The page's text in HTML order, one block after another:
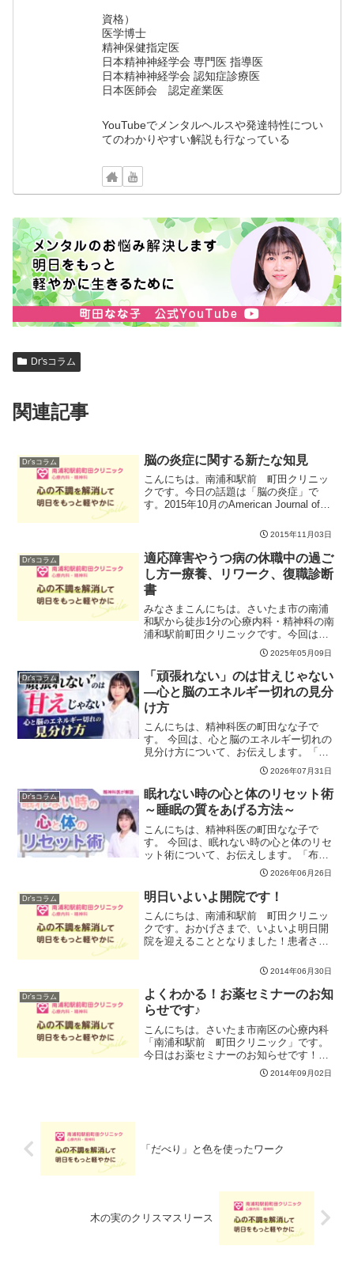
資格）
医学博士
精神保健指定医
日本精神神経学会 専門医 指導医
日本精神神経学会 認知症診療医
日本医師会 認定産業医
YouTubeでメンタルヘルスや発達特性につい
てのわかりやすい解説も行なっている
Dr'sコラム
関連記事
Dr'sコラム 脳の炎症に関する新たな知見
こんにちは。南浦和駅前 町田クリニッ
クです。今日の話題は「脳の炎症」で
す。2015年10月のAmerican Journal of
統合失調症の方および統合失調症のハイ
2015年11月03日
Dr'sコラム
適応障害やうつ病の休職中の過ご
し方ー療養、リワーク、復職診断
書
みなさまこんにちは。さいたま市の南浦
和駅から徒歩1分の心療内科・精神科の南
浦和駅前町田クリニックです。今回は、
職場への適応不全や過労によって、「適
応障害」の診断書を主治医からもらって
休まれている方やそのご家族や支援者の
方へむけて、「適応障害...
2025年05月09日
Dr'sコラム
「頑張れない」のは甘えじゃない
―心と脳のエネルギー切れの見分
け方
こんにちは、精神科医の町田なな子で
す。 今回は、心と脳のエネルギー切れの
見分け方について、お伝えします。「頑
張りたいのに動けない」「メールを返す
だけで疲れてしまう」と感じることはあ
りませんか？それは決して怠けや甘えで
はなく、心と脳のエネルギ...
2026年07月31日
Dr'sコラム
眠れない時の心と体のリセット術
～睡眠の質をあげる方法～
こんにちは、精神科医の町田なな子で
す。 今回は、眠れない時の心と体のリセ
ット術について、お伝えします。「布団
に入っても目が冴えてしまう」「明日も
早いのに…」と焦る夜は、誰にでもあり
ますよね。実は、眠れない時に「頑張っ
て寝ようとする」のは逆効...
2026年06月26日
Dr'sコラム 明日いよいよ開院です！
こんにちは、南浦和駅前 町田クリニッ
クです。おかげさまで、いよいよ明日開
院を迎えることとなりました！患者さま
だき大変嬉しく思います。これからも地
域のお役にたてるよう、研鑽して参りま
すので どうぞよろしくお...
2014年06月30日
Dr'sコラム
よくわかる！お薬セミナーのお知
らせです♪
こんにちは。さいたま市南区の心療内科
「南浦和駅前 町田クリニック」です。
今日はお薬セミナーのお知らせです！
☆☆☆☆☆☆☆☆☆☆☆☆☆☆☆☆☆☆
☆☆☆☆☆☆☆☆☆☆☆☆９月２４日
2014年09月02日
「だべり」と色を使ったワーク
木の実のクリスマスリース